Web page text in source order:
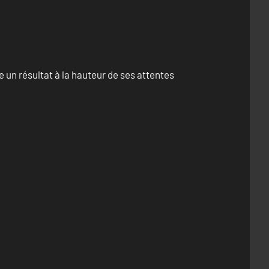
résultat à la hauteur de ses attentes